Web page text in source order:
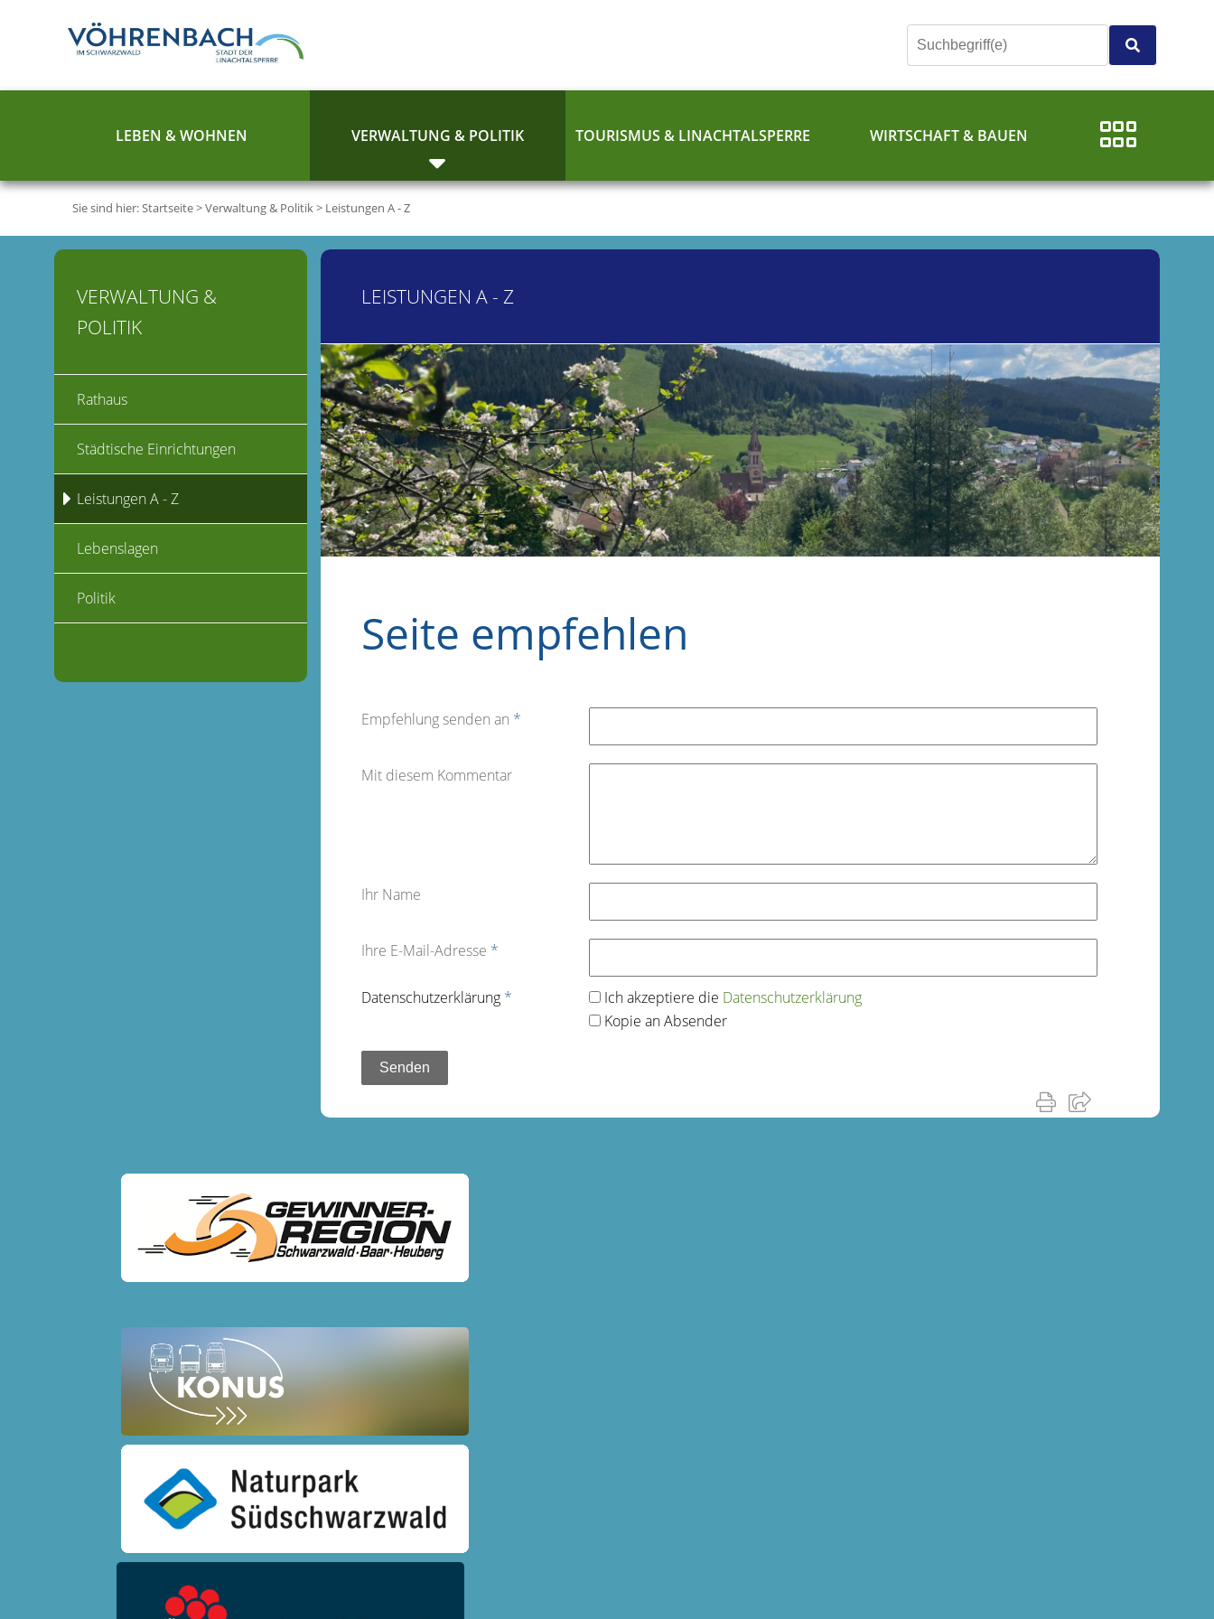
LEBEN & WOHNEN VERWALTUNG & POLITIK TOURISMUS & LINACHTALSPERRE WIRTSCHAFT & BAUEN
Sie sind hier:Startseite>Verwaltung & Politik> Leistungen A - Z
LEISTUNGEN A - Z
Seite empfehlen
Empfehlung senden an *
Mit diesem Kommentar
Ihr Name
Ihre E-Mail-Adresse *
Datenschutz­erklärung * Ich akzeptiere die Datenschutz­erklärung
Kopie an Absender
VERWALTUNG &
POLITIK
Rathaus
Städtische Einrichtungen
Leistungen A - Z
Lebenslagen
Politik